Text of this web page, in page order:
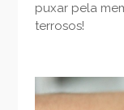
puxar pela
terrosos!